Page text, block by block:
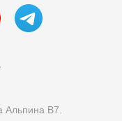
Альпина В7.